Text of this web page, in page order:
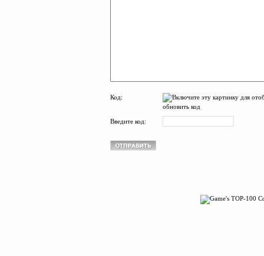
Код:
обновить код
Введите код: